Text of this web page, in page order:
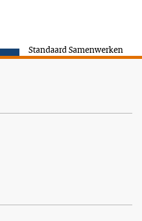
Standaard Samenwerken